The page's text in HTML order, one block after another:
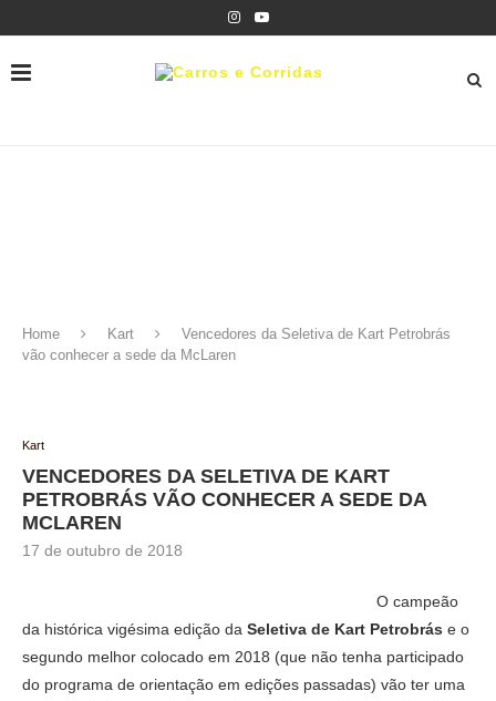
Home Kart
Vencedores da Seletiva de Kart Petrobrás
vão conhecer a sede da McLaren
Kart
VENCEDORES DA SELETIVA DE KART
PETROBRÁS VÃO CONHECER A SEDE DA
MCLAREN
17 de outubro de 2018
O campeão
da histórica vigésima edição da Seletiva de Kart Petrobrás e o
segundo melhor colocado em 2018 (que não tenha participado
do programa de orientação em edições passadas) vão ter uma